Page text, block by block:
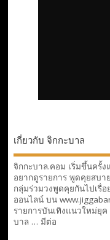
เกี่ยวกับ จิกกะบาล
จิกกะบาล.คอม เริ่มขึ้นครั้
อยากดูรายการ พูดคุยสบา
กลุ่มร่วมวงพูดคุยกันไปเรื่อ
ออนไลน์ บน
รายการบันเทิงแนวใหม่ยุค
บาล … มีต่อ